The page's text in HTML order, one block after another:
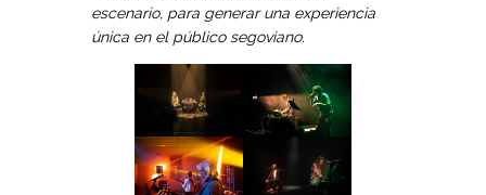
escenario, para generar una experiencia
única en el público segoviano.